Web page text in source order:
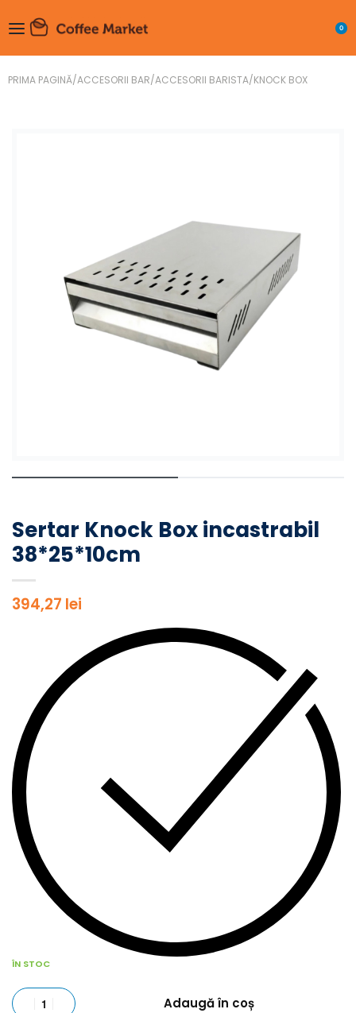
0
PRIMA PAGINĂ/ACCESORII BAR/ACCESORII BARISTA/KNOCK BOX
Sertar Knock Box incastrabil
38*25*10cm
394,27 lei
ÎN STOC
Adaugă în coș